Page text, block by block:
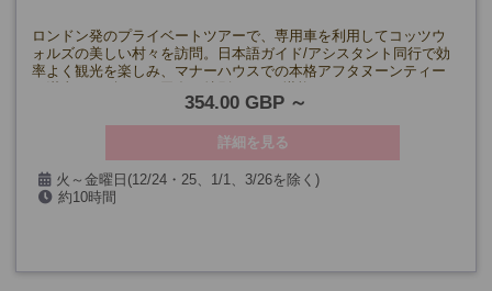
ロンドン発のプライベートツアーで、専用車を利用してコッツウ
ォルズの美しい村々を訪問。日本語ガイド/アシスタント同行で効
率よく観光を楽しみ、マナーハウスでの本格アフタヌーンティー
354.00 GBP
詳細を見る
火～金曜日(12/24・25、1/1、3/26を除く)
約10時間